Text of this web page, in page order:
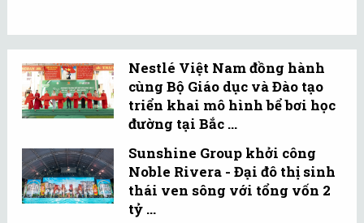
Nestlé Việt Nam đồng hành
cùng Bộ Giáo dục và Đào tạo
triển khai mô hình bể bơi học
đường tại Bắc ...
Sunshine Group khởi công
Noble Rivera - Đại đô thị sinh
thái ven sông với tổng vốn 2
tỷ ...